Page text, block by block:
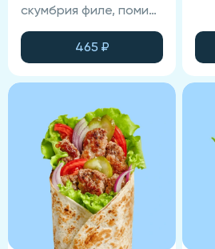
скумбрия филе, помидор свежий, лук красный маринованный, огурец маринованный, зеленый салат, лаваш, соус горчичный, соус томатный
465 ₽